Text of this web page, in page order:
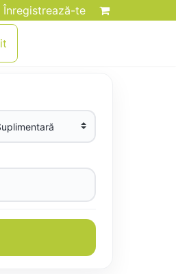
Înregistrează-te